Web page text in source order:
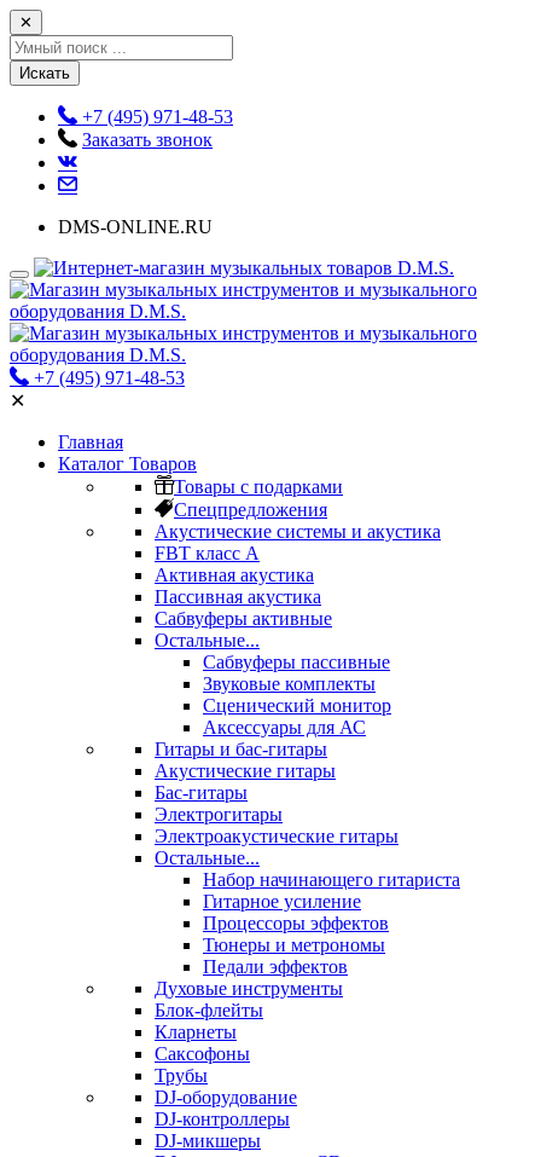
✕
Искать
+7 (495) 971-48-53
Заказать звонок
DMS-ONLINE.RU
+7 (495) 971-48-53
✕
Главная
Каталог Товаров
Товары с подарками
Спецпредложения
Акустические системы и акустика
FBT класс А
Активная акустика
Пассивная акустика
Сабвуферы активные
Остальные...
Сабвуферы пассивные
Звуковые комплекты
Сценический монитор
Аксессуары для АС
Гитары и бас-гитары
Акустические гитары
Бас-гитары
Электрогитары
Электроакустические гитары
Остальные...
Набор начинающего гитариста
Гитарное усиление
Процессоры эффектов
Тюнеры и метрономы
Педали эффектов
Духовые инструменты
Блок-флейты
Кларнеты
Саксофоны
Трубы
DJ-оборудование
DJ-контроллеры
DJ-микшеры